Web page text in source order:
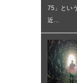
75」とい
近…